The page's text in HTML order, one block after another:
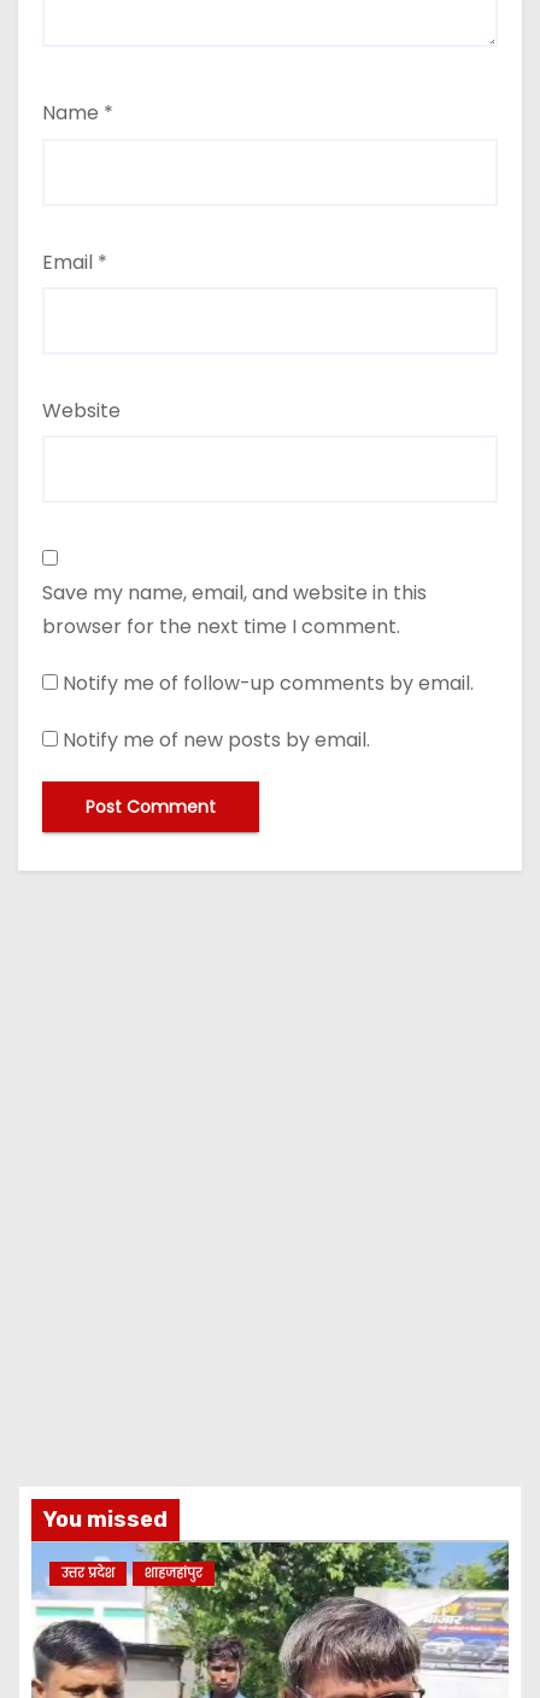
Name *
Email *
Website
Save my name, email, and website in this
browser for the next time I comment.
Notify me of follow-up comments by email.
Notify me of new posts by email.
You missed
उत्तर प्रदेश शाहजहांपुर